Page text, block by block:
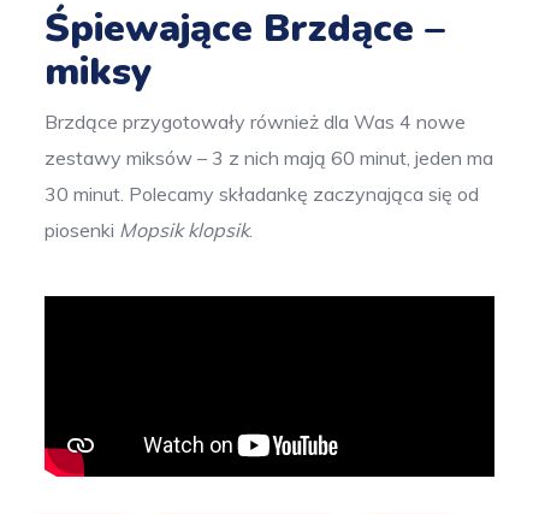
Śpiewające Brzdące –
miksy
Brzdące przygotowały również dla Was 4 nowe
zestawy miksów – 3 z nich mają 60 minut, jeden ma
30 minut. Polecamy składankę zaczynająca się od
piosenki Mopsik klopsik.